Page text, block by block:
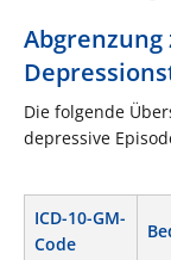
Die folgende
depressive
ICD-10-GM-
Code